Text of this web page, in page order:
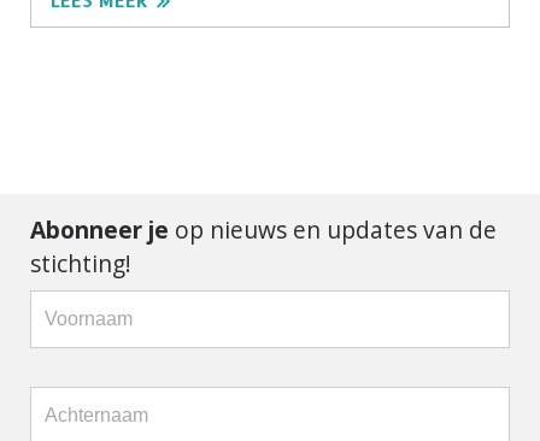
Abonneer je op nieuws en updates van de
stichting!